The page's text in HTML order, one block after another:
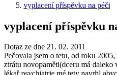
vyplacení příspěvku na péči
vyplacení příspěvku
Dotaz ze dne 21. 02. 2011
Pečovala jsem o tetu, od roku
ztrátu novopaměti(dceru má